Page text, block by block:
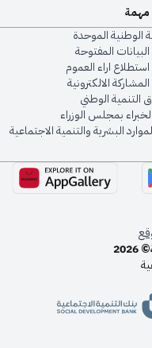
مهمة
الوطنية الموحدة
المفتوحة
اراء العموم
الالكترونية
الوطني
بمجلس الوزراء
البشرية والتنمية الاجتماعية